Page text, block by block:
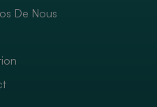
De Nous